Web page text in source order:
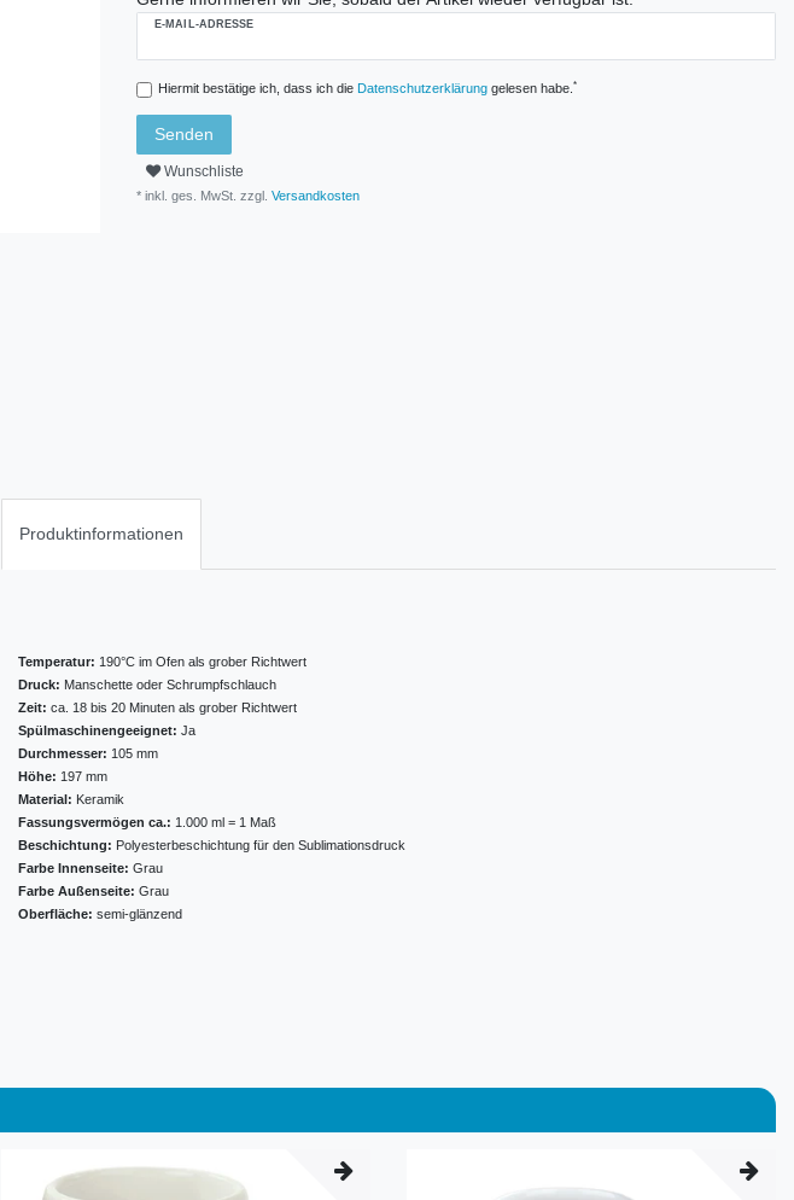
E-MAIL-ADRESSE
Hiermit bestätige ich, dass ich die Daten­schutz­erklärunggelesen habe. *
Senden
Wunschliste
* inkl. ges. MwSt. zzgl. Versandkosten
Produktinformationen
Temperatur: 190°C im Ofen als grober Richtwert
Druck: Manschette oder Schrumpfschlauch
Zeit: ca. 18 bis 20 Minuten als grober Richtwert
Spülmaschinengeeignet: Ja
Durchmesser: 105 mm
Höhe: 197 mm
Material: Keramik
Fassungsvermögen ca.: 1.000 ml = 1 Maß
Beschichtung: Polyesterbeschichtung für den Sublimationsdruck
Farbe Innenseite: Grau
Farbe Außenseite: Grau
Oberfläche: semi-glänzend